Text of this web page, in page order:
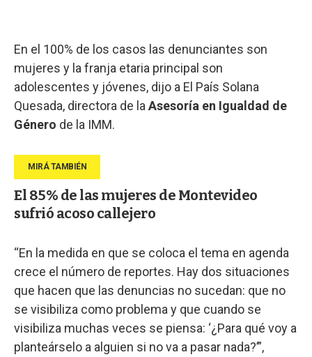
En el 100% de los casos las denunciantes son
mujeres y la franja etaria principal son
adolescentes y jóvenes, dijo a El País Solana
Quesada, directora de la Asesoría en Igualdad de
Género de la IMM.
El 85% de las mujeres de Montevideo
sufrió acoso callejero
“En la medida en que se coloca el tema en agenda
crece el número de reportes. Hay dos situaciones
que hacen que las denuncias no sucedan: que no
se visibiliza como problema y que cuando se
visibiliza muchas veces se piensa: ‘¿Para qué voy a
planteárselo a alguien si no va a pasar nada?’”,